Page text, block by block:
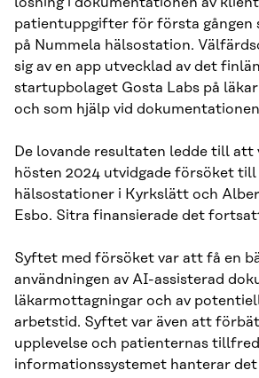
patientuppgifter för första gången
på Nummela hälsostation.
sig av en app utvecklad av det
startupbolaget Gosta Labs på
och som hjälp vid
De lovande resultaten ledde till
hösten 2024 utvidgade försöket till
hälsostationer i Kyrkslätt och
Esbo. Sitra finansierade det
Syftet med försöket var att få en
användningen av AI-assisterad
läkarmottagningar och av
arbetstid. Syftet var även att
upplevelse och patienternas
informationssystemet hanterar